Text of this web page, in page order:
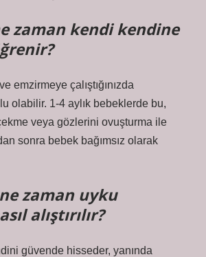
zaman kendi kendine
emzirmeye çalıştığınızda
olabilir. 1-4 aylık bebeklerde bu,
veya gözlerini ovuşturma ile
sonra bebek bağımsız olarak
zaman uyku
alıştırılır?
güvende hisseder, yanında